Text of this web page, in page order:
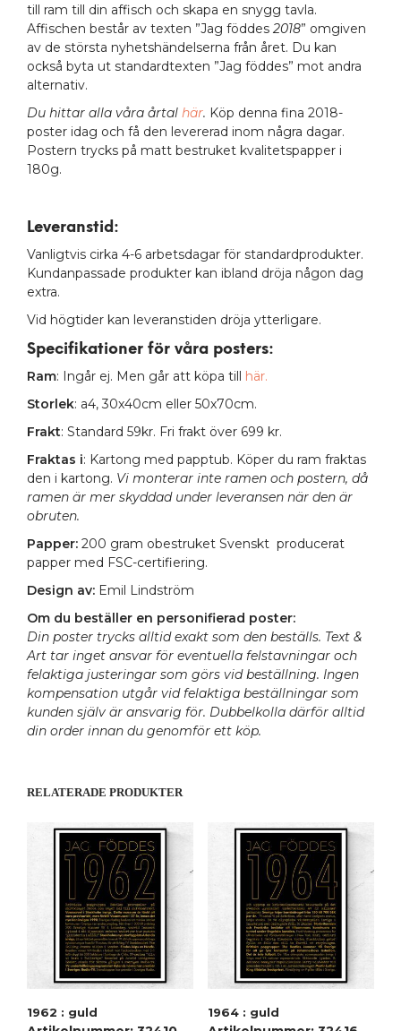
till ram till din affisch och skapa en snygg tavla.
Affischen består av texten ”Jag föddes 2018” omgiven
av de största nyhetshändelserna från året. Du kan
också byta ut standardtexten ”Jag föddes” mot andra
alternativ.
Du hittar alla våra årtal här. Köp denna fina 2018-
poster idag och få den levererad inom några dagar.
Postern trycks på matt bestruket kvalitetspapper i
180g.
Leveranstid:
Vanligtvis cirka 4-6 arbetsdagar för standardprodukter.
Kundanpassade produkter kan ibland dröja någon dag
extra.
Vid högtider kan leveranstiden dröja ytterligare.
Specifikationer för våra posters:
Ram: Ingår ej. Men går att köpa till här.
Storlek: a4, 30x40cm eller 50x70cm.
Frakt: Standard 59kr. Fri frakt över 699 kr.
Fraktas i: Kartong med papptub. Köper du ram fraktas
den i kartong. Vi monterar inte ramen och postern, då
ramen är mer skyddad under leveransen när den är
obruten.
Papper: 200 gram obestruket Svenskt producerat
papper med FSC-certifiering.
Design av: Emil Lindström
Om du beställer en personifierad poster:
Din poster trycks alltid exakt som den beställs. Text &
Art tar inget ansvar för eventuella felstavningar och
felaktiga justeringar som görs vid beställning. Ingen
kompensation utgår vid felaktiga beställningar som
kunden själv är ansvarig för. Dubbelkolla därför alltid
din order innan du genomför ett köp.
RELATERADE PRODUKTER
1962 : guld 1964 : guld